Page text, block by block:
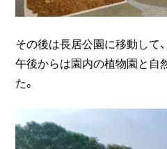
その後は長居公園に移動して
午後からは園内の植物園と自
た。